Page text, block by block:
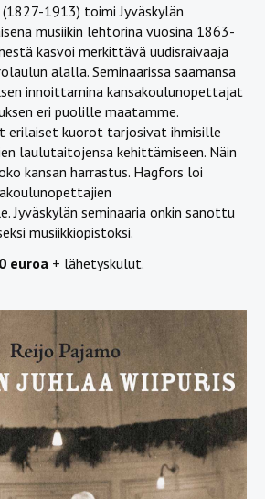
1913) toimi Jyväskylän
musiikin lehtorina vuosina 1863-
kasvoi merkittävä uudisraivaaja
alalla. Seminaarissa saamansa
innoittamina kansakoulunopettajat
eri puolille maatamme.
erilaiset kuorot tarjosivat ihmisille
laulutaitojensa kehittämiseen. Näin
kansan harrastus. Hagfors loi
Jyväskylän seminaaria onkin sanottu
musiikkiopistoksi.
euroa + lähetyskulut.